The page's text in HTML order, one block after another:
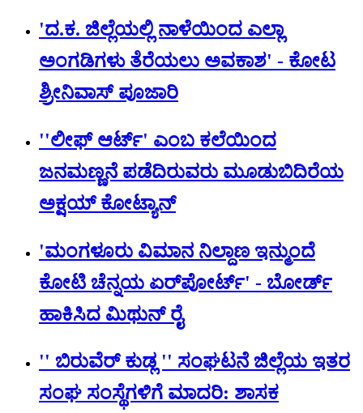
'ದ.ಕ. ಜಿಲ್ಲೆಯಲ್ಲಿ ನಾಳೆಯಿಂದ ಎಲ್ಲಾ
ಅಂಗಡಿಗಳು ತೆರೆಯಲು ಅವಕಾಶ' - ಕೋಟ
ಶ್ರೀನಿವಾಸ್ ಪೂಜಾರಿ
''ಲೀಫ್ ಆರ್ಟ್' ಎಂಬ ಕಲೆಯಿಂದ
ಜನಮಣ್ಣನೆ ಪಡೆದಿರುವರು ಮೂಡುಬಿದಿರೆಯ
ಅಕ್ಷಯ್ ಕೋಟ್ಯಾನ್
'ಮಂಗಳೂರು ವಿಮಾನ ನಿಲ್ದಾಣ ಇನ್ಮುಂದೆ
ಕೋಟಿ ಚೆನ್ನಯ ಏರ್‌‌ಪೋರ್ಟ್' - ಬೋರ್ಡ್
ಹಾಕಿಸಿದ ಮಿಥುನ್‌ ರೈ
'' ಬಿರುವೆರ್ ಕುಡ್ಲ '' ಸಂಘಟನೆ ಜಿಲ್ಲೆಯ ಇತರ
ಸಂಘ ಸಂಸ್ಥೆಗಳಿಗೆ ಮಾದರಿ: ಶಾಸಕ